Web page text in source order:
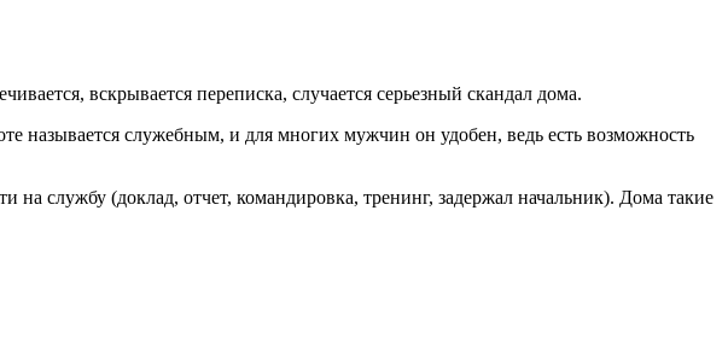
вскрывается переписка, случается серьезный скандал дома.
называется служебным, и для многих мужчин он удобен, ведь есть возможность
на службу (доклад, отчет, командировка, тренинг, задержал начальник). Дома такие